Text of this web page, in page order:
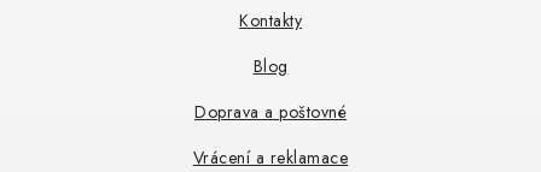
Kontakty
Blog
Doprava a poštovné
Vrácení a reklamace